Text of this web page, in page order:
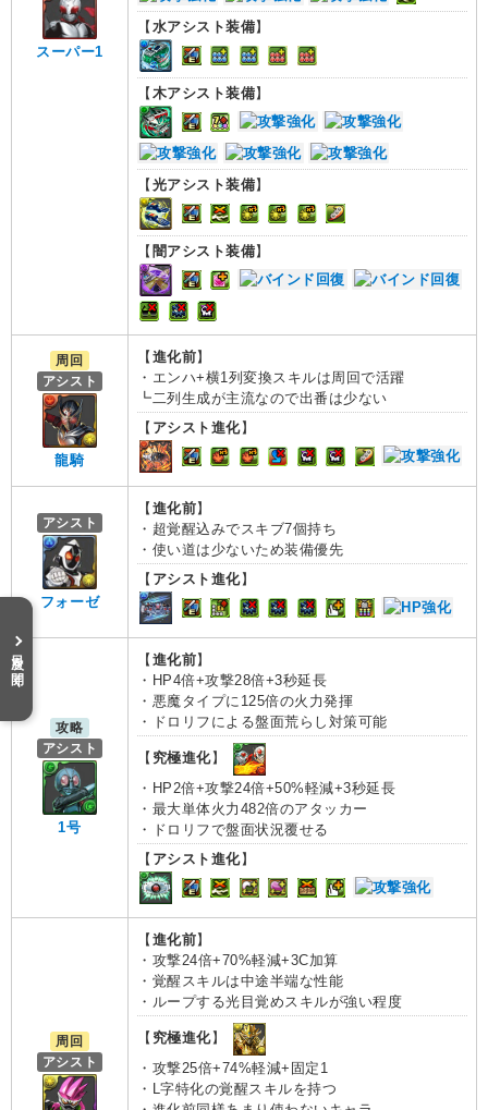
スーパー1
【 水アシスト装備】
【 木アシスト装備】
【 光アシスト装備】
【 闇アシスト装備】
周回
アシスト
龍騎
【 進化前】
・エンハ+横1列変換スキルは周回で活躍
┗二列生成が主流なので出番は少ない
【 アシスト進化】
アシスト
フォーゼ
【 進化前】
・超覚醒込みでスキブ7個持ち
・使い道は少ないため装備優先
【 アシスト進化】
攻略
アシスト
1号
【 進化前】
・HP4倍+攻撃28倍+3秒延長
・悪魔タイプに125倍の火力発揮
・ドロリフによる盤面荒らし対策可能
【 究極進化】
・HP2倍+攻撃24倍+50%軽減+3秒延長
・最大単体火力482倍のアタッカー
・ドロリフで盤面状況覆せる
【 アシスト進化】
周回
アシスト
【 進化前】
・攻撃24倍+70%軽減+3C加算
・覚醒スキルは中途半端な性能
・ループする光目覚めスキルが強い程度
【 究極進化】
・攻撃25倍+74%軽減+固定1
・L字特化の覚醒スキルを持つ
目次を開く